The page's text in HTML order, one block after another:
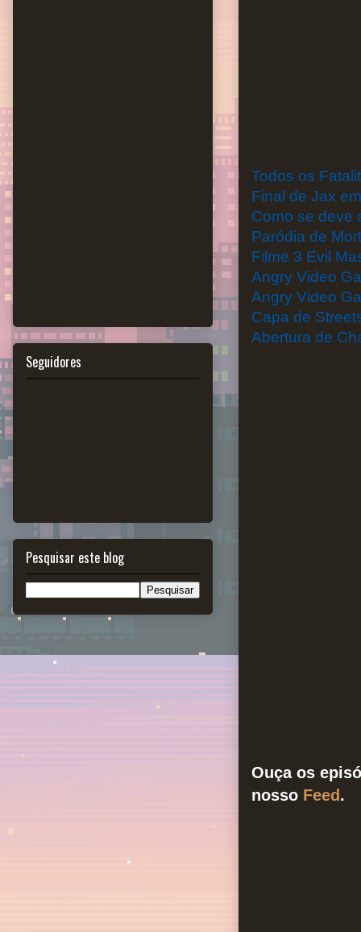
Todos os
Final de Jax
Como se deve
Paródia de
Filme 3 Evil
Angry Video
Angry Video
Capa de
Abertura de
Ouça os
nosso Feed.
Seguidores
Pesquisar este blog